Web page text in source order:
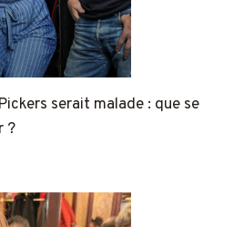
serait malade : que se
?